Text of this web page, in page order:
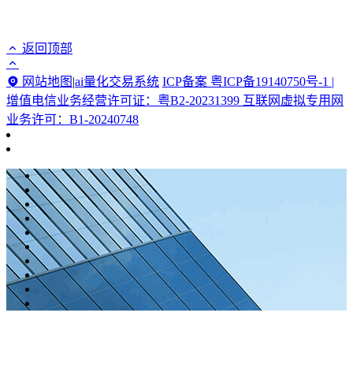
返回顶部
网站地图 |ai量化交易系统 ICP备案 粤ICP备19140750号-1 |
增值电信业务经营许可证：粤B2-20231399 互联网虚拟专用网
业务许可：B1-20240748